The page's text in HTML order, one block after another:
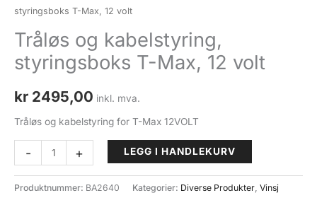
styringsboks T-Max, 12 volt
Tråløs og kabelstyring,
styringsboks T-Max, 12 volt
kr 2495,00 inkl. mva.
Tråløs og kabelstyring for T-Max 12VOLT
-
og
kabelstyring,
+ LEGG I HANDLEKURV
Produktnummer: BA2640 Kategorier: Diverse Produkter, Vinsj